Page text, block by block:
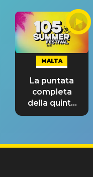
MALTA
La puntata
completa
della quinta
tappa